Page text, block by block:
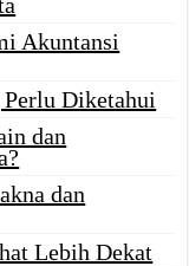
Akuntansi
Perlu Diketahui
dan
dan
Lebih Dekat